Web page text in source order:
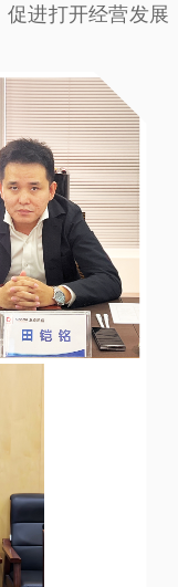
进打开经营发展